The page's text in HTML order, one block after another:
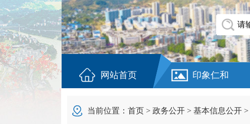
网站首页 印象仁和
当前位置： 首页 > 政务公开 > 基本信息公开 >